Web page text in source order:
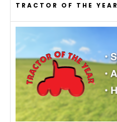
TRACTOR OF THE YEAR